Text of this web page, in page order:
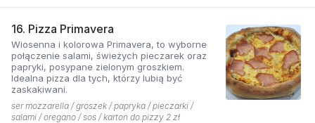
16. Pizza Primavera
Wiosenna i kolorowa Primavera, to wyborne
połączenie salami, świeżych pieczarek oraz
papryki, posypane zielonym groszkiem.
Idealna pizza dla tych, którzy lubią być
zaskakiwani.
ser mozzarella / groszek / papryka / pieczarki /
salami / oregano / sos / karton do pizzy 2 zł